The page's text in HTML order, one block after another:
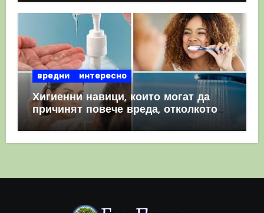
вредни интересно
Хигиенни навици, които могат да
причинят повече вреда, отколкото
полза